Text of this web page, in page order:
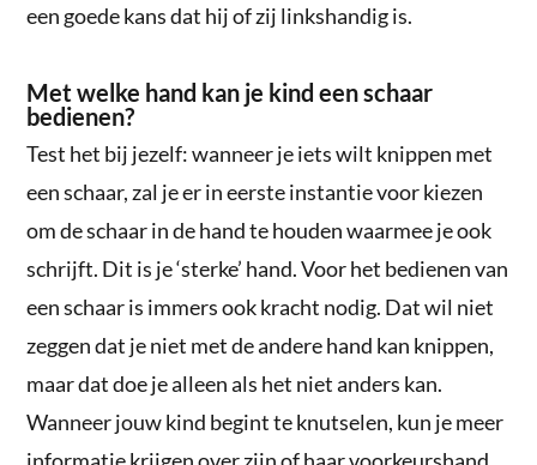
een goede kans dat hij of zij linkshandig is.
Met welke hand kan je kind een schaar
bedienen?
Test het bij jezelf: wanneer je iets wilt knippen met
een schaar, zal je er in eerste instantie voor kiezen
om de schaar in de hand te houden waarmee je ook
schrijft. Dit is je ‘sterke’ hand. Voor het bedienen van
een schaar is immers ook kracht nodig. Dat wil niet
zeggen dat je niet met de andere hand kan knippen,
maar dat doe je alleen als het niet anders kan.
Wanneer jouw kind begint te knutselen, kun je meer